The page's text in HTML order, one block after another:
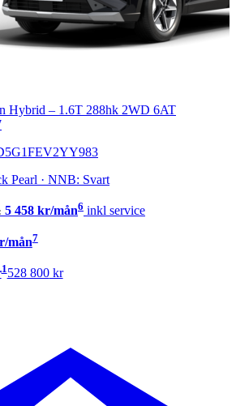
Hybrid – 1.6T 288hk 2WD 6AT
Pearl · NNB: Svart
:5 458 kr/mån6 inkl service
mån7
1528 800kr